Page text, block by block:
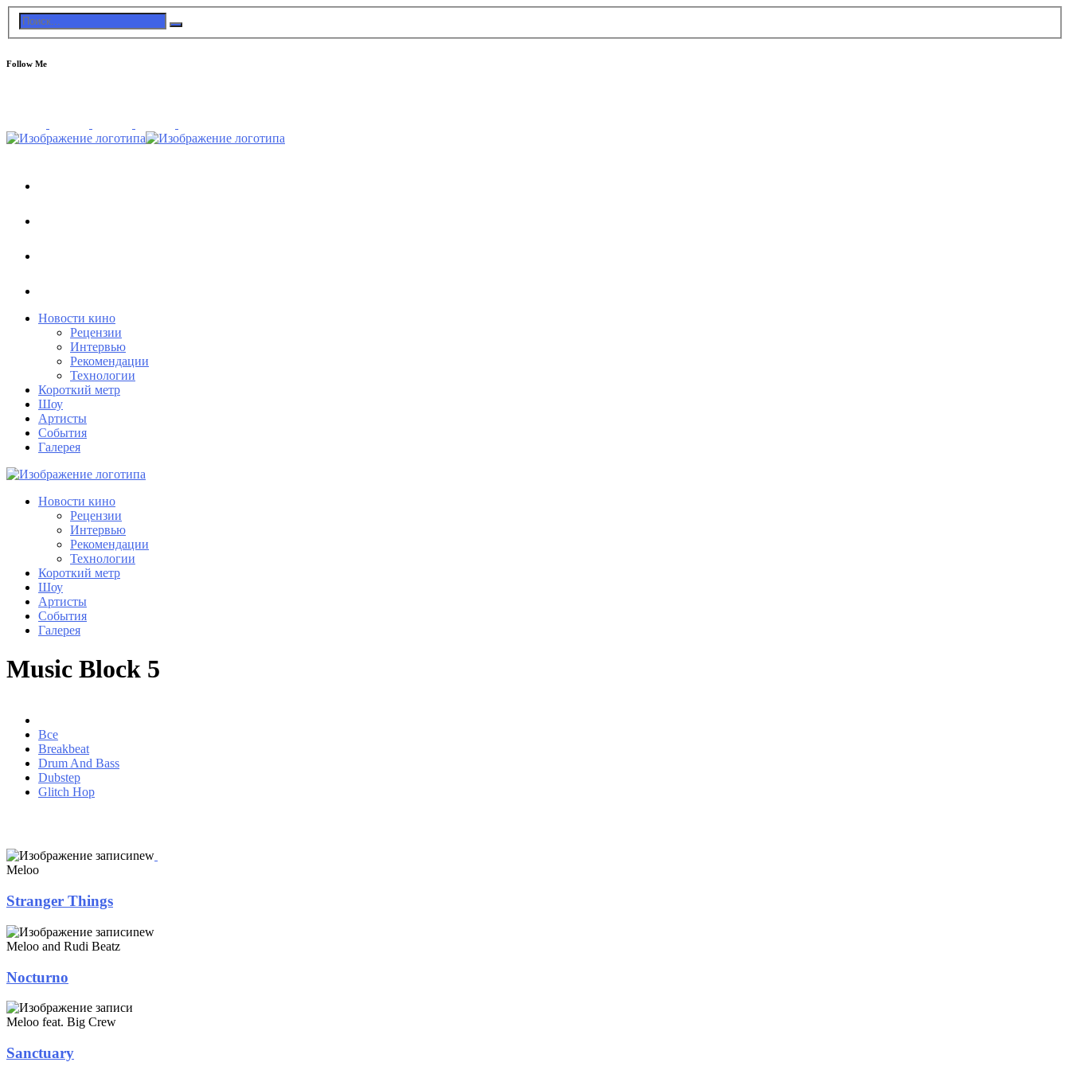
Follow Me
Новости кино
Рецензии
Интервью
Рекомендации
Технологии
Короткий метр
Шоу
Артисты
События
Галерея
Новости кино
Рецензии
Интервью
Рекомендации
Технологии
Короткий метр
Шоу
Артисты
События
Галерея
Music Block 5
Все
Breakbeat
Drum And Bass
Dubstep
Glitch Hop
new
Meloo
Stranger Things
new
Meloo and Rudi Beatz
Nocturno
Meloo feat. Big Crew
Sanctuary